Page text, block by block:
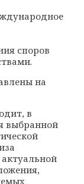
споров
на
в
выбранной